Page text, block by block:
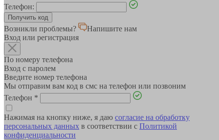
Телефон:
Возникли проблемы?
Напишите нам
Вход или регистрация
По номеру телефона
Вход с паролем
Введите номер телефона
Мы отправим вам код в смс на телефон или позвоним
Телефон *
Нажимая на кнопку ниже, я даю согласие на обработку
персональных данных в соответствии с Политикой
конфиденциальности